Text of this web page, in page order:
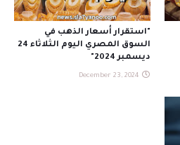
"استقرار أسعار الذهب في
السوق المصري اليوم الثلاثاء 24
ديسمبر 2024"
December 23, 2024